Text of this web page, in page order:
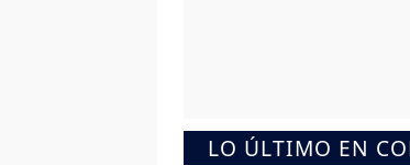
LO ÚLTIMO EN